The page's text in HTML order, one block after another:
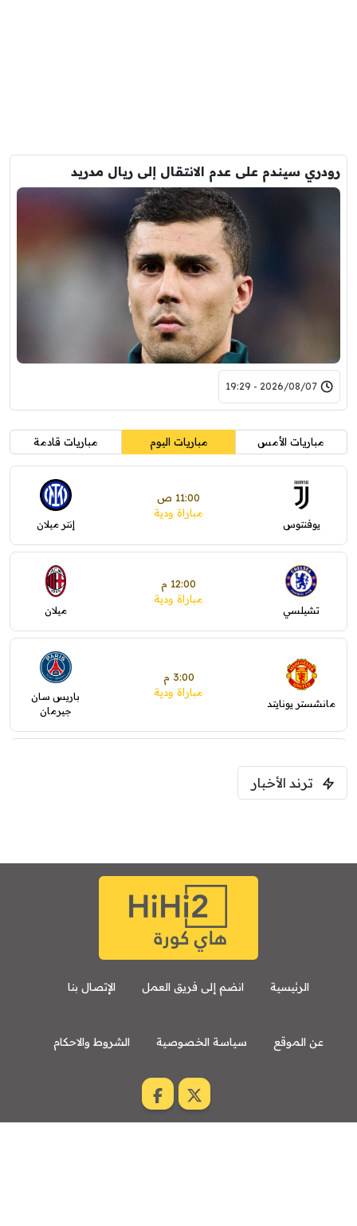
رودري سيندم على عدم الانتقال إلى ريال مدريد
2026/08/07 - 19:29
مباريات الأمس مباريات اليوم مباريات قادمة
يوفنتوس
11:00 ص
مباراة ودية
إنتر ميلان
تشيلسي
12:00 م
مباراة ودية
ميلان
مانشستر يونايتد
3:00 م
مباراة ودية
باريس سان
جيرمان
فرينتسفاروشي
8:00 م
مباراة ودية
ترند الأخبار
الرئيسية انضم إلى فريق العمل الإتصال بنا
عن الموقع سياسة الخصوصية الشروط والاحكام